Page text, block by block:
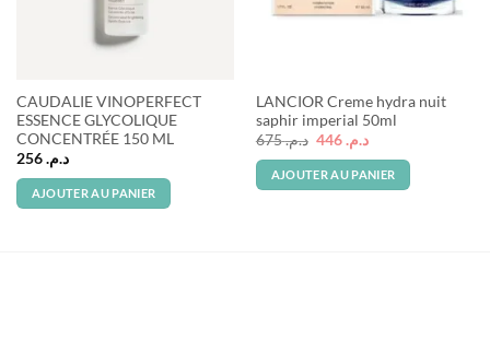
CAUDALIE VINOPERFECT
ESSENCE GLYCOLIQUE
CONCENTRÉE 150 ML
د.م.256
AJOUTER AU PANIER
LANCIOR Creme hydra nuit
saphir imperial 50ml
د.م.675
Le
initial
était :
د.م. 675.
د.م.446
Le
actuel
est :
AJOUTER AU PANIER